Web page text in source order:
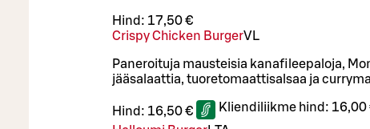
Hind: 17,50 €
Crispy Chicken BurgerVL
Paneroituja mausteisia kanafileepaloja,
jääsalaattia, tuoretomaattisalsaa ja
Hind: 16,50 € Kliendiliikme hind: 16,00